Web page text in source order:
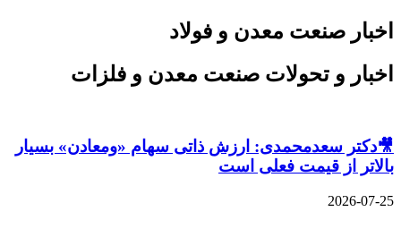
اخبار صنعت معدن و فولاد
اخبار و تحولات صنعت معدن و فلزات
🎥دکتر سعدمحمدی: ارزش ذاتی سهام «ومعادن» بسیار
بالاتر از قیمت فعلی است
2026-07-25